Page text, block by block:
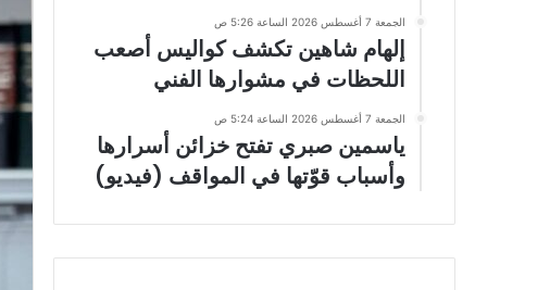
الجمعة 7 أغسطس 2026 الساعة 5:26 ص
إلهام شاهين تكشف كواليس أصعب
اللحظات في مشوارها الفني
الجمعة 7 أغسطس 2026 الساعة 5:24 ص
ياسمين صبري تفتح خزائن أسرارها
وأسباب قوّتها في المواقف (فيديو)